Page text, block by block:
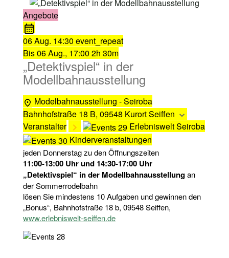
Angebote
06 Aug. 14:30 event_repeat
Bis06 Aug., 17:00 2h 30m
„Detektivspiel“ in der
Modellbahnausstellung
Modelbahnausstellung - Seiroba
Bahnhofstraße 18 B, 09548 Kurort Seiffen
Veranstalter
Erlebniswelt Seiroba
Kinderveranstaltungen
jeden Donnerstag zu den Öffnungszeiten
11:00-13:00 Uhr und 14:30-17:00 Uhr
„Detektivspiel“ in der Modellbahnausstellungan
der Sommerrodelbahn
lösen Sie mindestens 10 Aufgaben und gewinnen den
„Bonus“, Bahnhofstraße 18 b, 09548 Seiffen,
www.erlebniswelt-seiffen.de